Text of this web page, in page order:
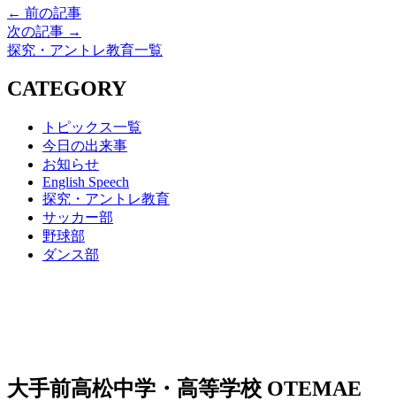
← 前の記事
次の記事 →
探究・アントレ教育一覧
CATEGORY
トピックス一覧
今日の出来事
お知らせ
English Speech
探究・アントレ教育
サッカー部
野球部
ダンス部
大手前高松中学・高等学校 OTEMAE